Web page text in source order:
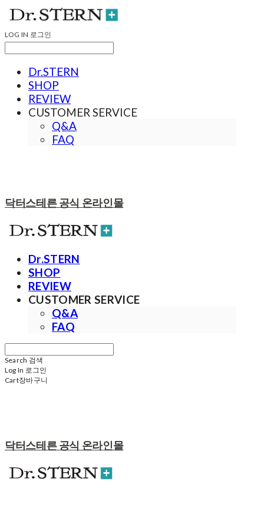
LOG IN 로그인
Dr.STERN
SHOP
REVIEW
CUSTOMER SERVICE
Q&A
FAQ
닥터스테른 공식 온라인몰
Dr.STERN
SHOP
REVIEW
CUSTOMER SERVICE
Q&A
FAQ
Search 검색
Log In 로그인
Cart장바구니
닥터스테른 공식 온라인몰